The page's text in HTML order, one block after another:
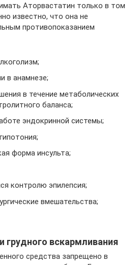
Аторвастатин только в том
известно, что она не
противопоказанием
в анамнезе;
в течение метаболических
баланса;
эндокринной системы;
форма инсульта;
контролю эпилепсия;
вмешательства;
грудного вскармливания
средства запрещено в